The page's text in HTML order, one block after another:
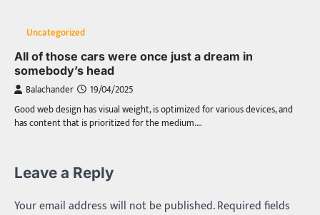
Uncategorized
All of those cars were once just a dream in
somebody’s head
Balachander 19/04/2025
Good web design has visual weight, is optimized for various devices, and
has content that is prioritized for the medium.…
Leave a Reply
Your email address will not be published.Required fields